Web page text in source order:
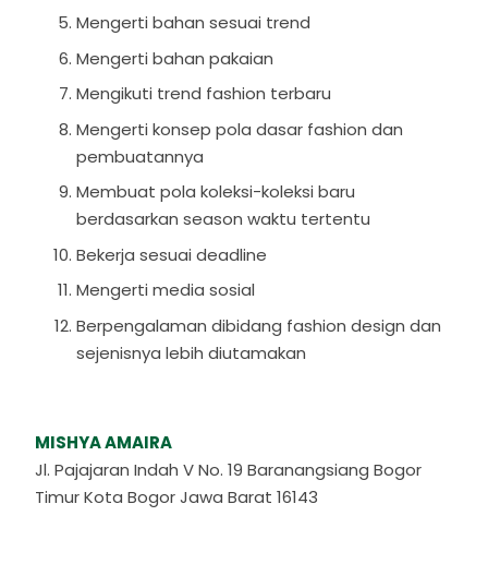
Mengerti bahan sesuai trend
Mengerti bahan pakaian
Mengikuti trend fashion terbaru
Mengerti konsep pola dasar fashion dan
pembuatannya
Membuat pola koleksi-koleksi baru
berdasarkan season waktu tertentu
Bekerja sesuai deadline
Mengerti media sosial
Berpengalaman dibidang fashion design dan
sejenisnya lebih diutamakan
MISHYA AMAIRA
Jl. Pajajaran Indah V No. 19 Baranangsiang Bogor
Timur Kota Bogor Jawa Barat 16143